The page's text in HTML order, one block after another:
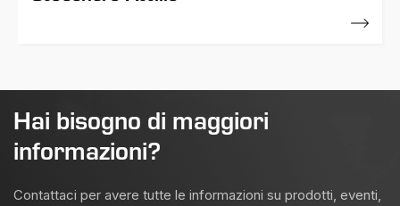
Hai bisogno di maggiori
informazioni?
Contattaci per avere tutte le informazioni su prodotti, eventi,